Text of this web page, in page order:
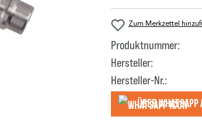
Zum Merkzettel
Produktnummer:
Hersteller:
Hersteller-Nr.:
Über